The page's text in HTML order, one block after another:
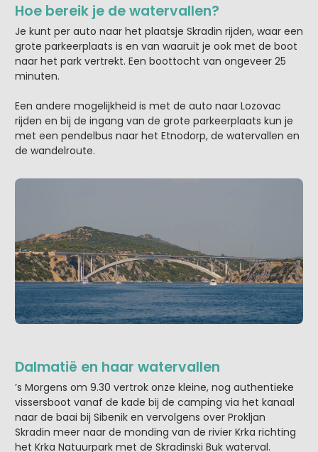
Hoe bereik je de watervallen?
Je kunt per auto naar het plaatsje Skradin rijden, waar een
grote parkeerplaats is en van waaruit je ook met de boot
naar het park vertrekt. Een boottocht van ongeveer 25
minuten.
Een andere mogelijkheid is met de auto naar Lozovac
rijden en bij de ingang van de grote parkeerplaats kun je
met een pendelbus naar het Etnodorp, de watervallen en
de wandelroute.
Dalmatië en haar watervallen
’s Morgens om 9.30 vertrok onze kleine, nog authentieke
vissersboot vanaf de kade bij de camping via het kanaal
naar de baai bij Sibenik en vervolgens over Prokljan
Skradin meer naar de monding van de rivier Krka richting
het Krka Natuurpark met de Skradinski Buk waterval.